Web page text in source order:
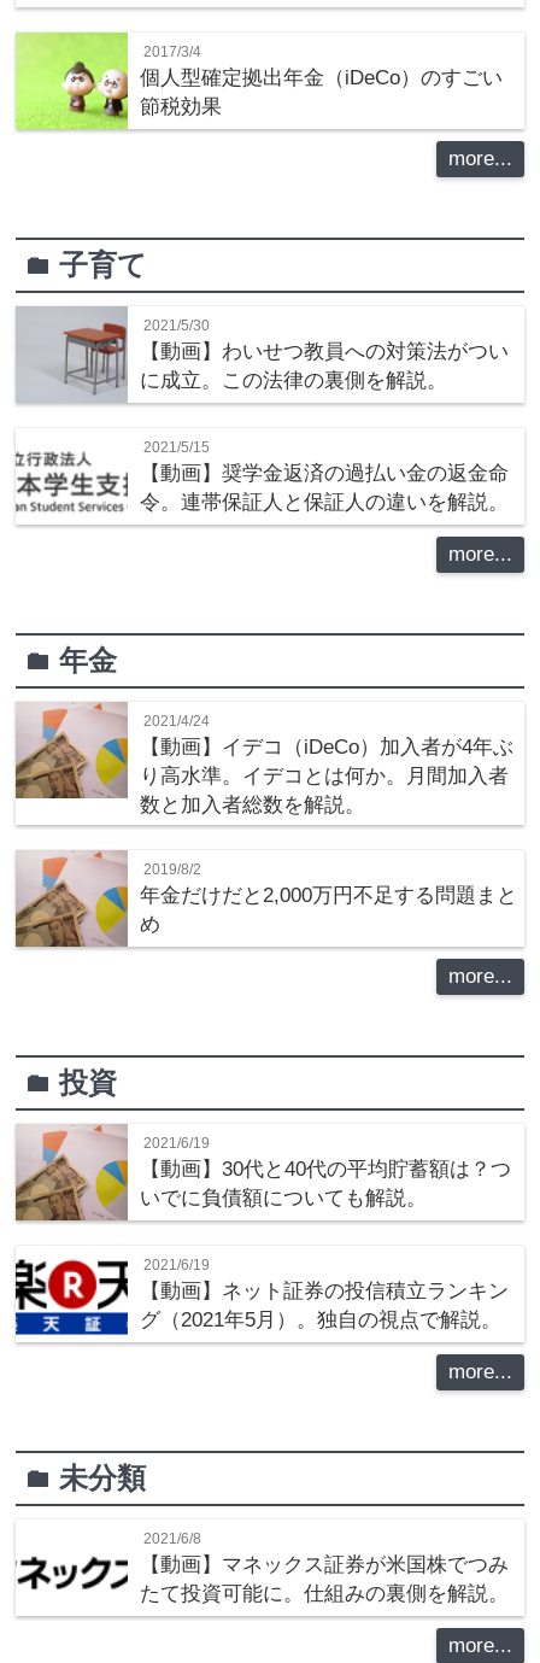
2017/3/4
個人型確定拠出年金（iDeCo）のすごい
節税効果
more...
folder子育て
2021/5/30
【動画】わいせつ教員への対策法がつい
に成立。この法律の裏側を解説。
2021/5/15
【動画】奨学金返済の過払い金の返金命
令。連帯保証人と保証人の違いを解説。
more...
folder年金
2021/4/24
【動画】イデコ（iDeCo）加入者が4年ぶ
り高水準。イデコとは何か。月間加入者
数と加入者総数を解説。
2019/8/2
年金だけだと2,000万円不足する問題まと
め
more...
folder投資
2021/6/19
【動画】30代と40代の平均貯蓄額は？つ
いでに負債額についても解説。
2021/6/19
【動画】ネット証券の投信積立ランキン
グ（2021年5月）。独自の視点で解説。
more...
folder未分類
2021/6/8
【動画】マネックス証券が米国株でつみ
たて投資可能に。仕組みの裏側を解説。
more...